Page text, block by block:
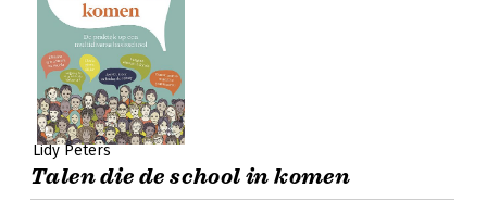
Lidy Peters
Talen die de school in komen